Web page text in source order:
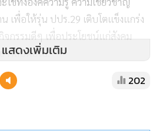
เพื่อให้รุ่น ปปร.29 เติบโตแข็งแกร่ง
จกรรมดีๆ เพื่อประโยชน์แก่สังคม
าวสืบต่อไป.
แสดงเพิ่มเติม
202